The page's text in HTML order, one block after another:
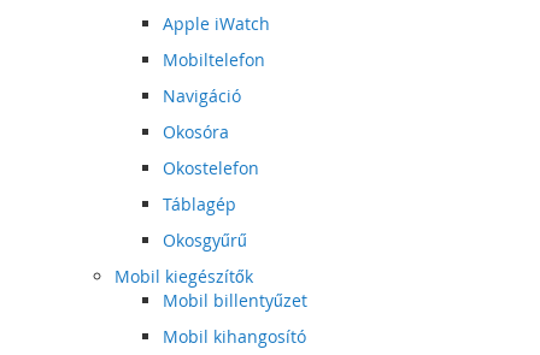
Apple iWatch
Mobiltelefon
Navigáció
Okosóra
Okostelefon
Táblagép
Okosgyűrű
Mobil kiegészítők
Mobil billentyűzet
Mobil kihangosító